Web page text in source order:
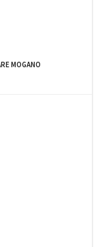
MOGANO